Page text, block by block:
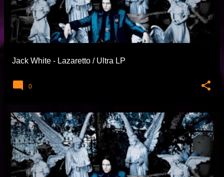
Jack White - Lazaretto / Ultra LP
0